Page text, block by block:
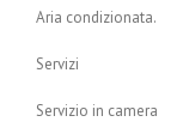
Aria condizionata.
Servizi
Servizio in camera